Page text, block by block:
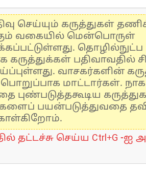
செய்யும் கருத்துகள்
வகையில் மென்பொருள்
பதிவாவதில்
வாசகர்களின்
பொறுப்பாக மாட்டார்கள்.
புண்படுத்தகூடிய
பயன்படுத்துவதை
தட்டச்சு செய்ய Ctrl+G -ஐ